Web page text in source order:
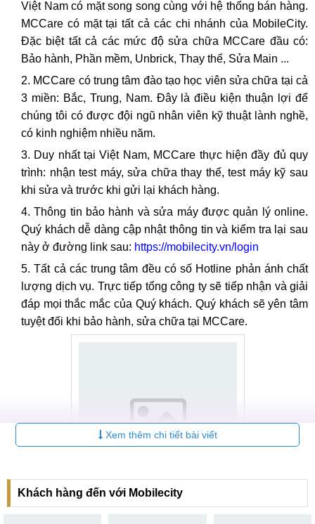
Việt Nam có mặt song song cùng với hệ thống bán hàng.
MCCare có mặt tại tất cả các chi nhánh của MobileCity.
Đặc biệt tất cả các mức độ sửa chữa MCCare đầu có:
Bảo hành, Phần mềm, Unbrick, Thay thế, Sửa Main ...
MCCare có trung tâm đào tạo học viên sửa chữa tại cả
3 miền: Bắc, Trung, Nam. Đây là điều kiện thuận lợi để
chúng tôi có được đội ngũ nhân viên kỹ thuật lành nghề,
có kinh nghiệm nhiều năm.
Duy nhất tại Việt Nam, MCCare thực hiện đầy đủ quy
trình: nhận test máy, sửa chữa thay thế, test máy kỹ sau
khi sửa và trước khi gửi lại khách hàng.
Thông tin bảo hành và sửa máy được quản lý online.
Quý khách dễ dàng cập nhật thông tin và kiểm tra lại sau
này ở đường link sau: https://mobilecity.vn/login
Tất cả các trung tâm đều có số Hotline phản ánh chất
lượng dịch vụ. Trực tiếp tổng công ty sẽ tiếp nhận và giải
đáp mọi thắc mắc của Quý khách. Quý khách sẽ yên tâm
tuyệt đối khi bảo hành, sửa chữa tại MCCare.
Xem thêm chi tiết bài viết
Khách hàng đến với Mobilecity